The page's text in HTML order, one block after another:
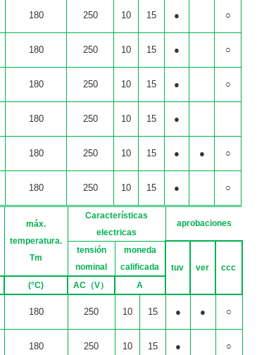
180 250 10 15 ● ○
180 250 10 15 ● ○
180 250 10 15 ● ○
180 250 10 15 ●
180 250 10 15 ● ● ○
180 250 10 15 ● ○
máx.
temperatura.
Tm
Características
electricas
aprobaciones
tensión
nominal
moneda
calificada
tuv ver
ccc
(°C) AC （V） A
180 250 10 15 ● ● ○
180 250 10 15 ● ○